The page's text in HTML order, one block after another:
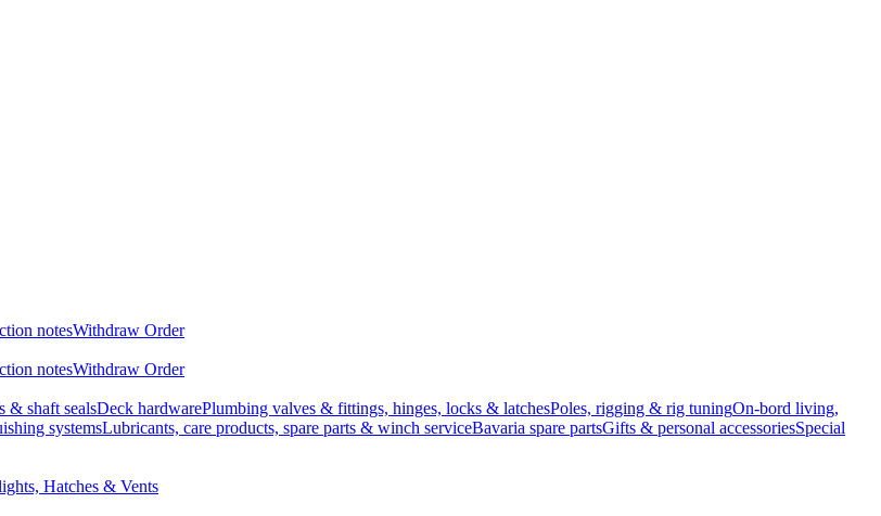
notesWithdraw Order
notesWithdraw Order
& shaft sealsDeck hardwarePlumbing valves & fittings, hinges, locks & latchesPoles, rigging & rig tuningOn-bord living,
systemsLubricants, care products, spare parts & winch serviceBavaria spare partsGifts & personal accessoriesSpecial
Hatches & Vents